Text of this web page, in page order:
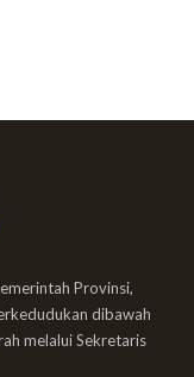
Provinsi,
dibawah
melalui Sekretaris